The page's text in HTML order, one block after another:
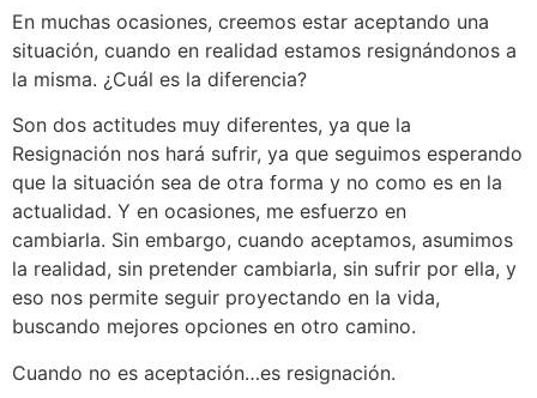
En muchas ocasiones, creemos estar aceptando una
situación, cuando en realidad estamos resignándonos a
la misma. ¿Cuál es la diferencia?
Son dos actitudes muy diferentes, ya que la
Resignación nos hará sufrir, ya que seguimos esperando
que la situación sea de otra forma y no como es en la
actualidad. Y en ocasiones, me esfuerzo en
cambiarla. Sin embargo, cuando aceptamos, asumimos
la realidad, sin pretender cambiarla, sin sufrir por ella, y
eso nos permite seguir proyectando en la vida,
buscando mejores opciones en otro camino.
Cuando no es aceptación…es resignación.